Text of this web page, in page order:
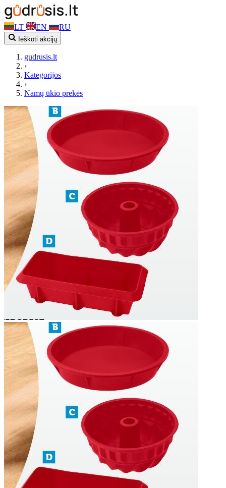
LT EN RU
Ieškoti akcijų
gudrusis.lt
›
Kategorijos
›
Namų ūkio prekės